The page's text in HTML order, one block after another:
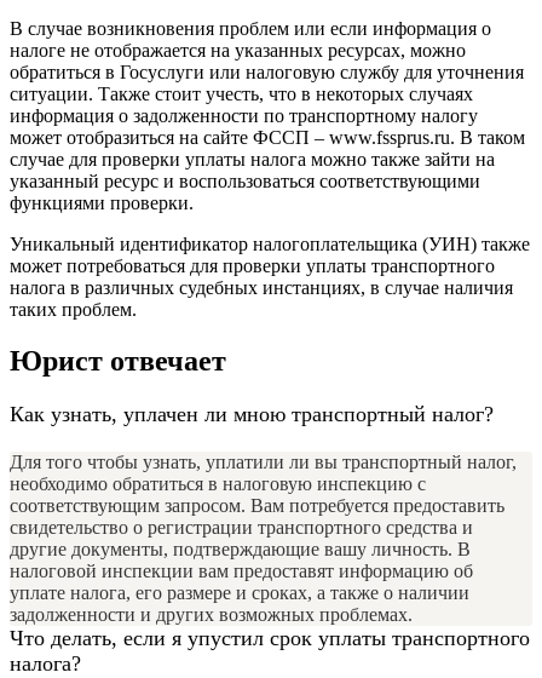
В случае возникновения проблем или если информация о
налоге не отображается на указанных ресурсах, можно
обратиться в Госуслуги или налоговую службу для уточнения
ситуации. Также стоит учесть, что в некоторых случаях
информация о задолженности по транспортному налогу
может отобразиться на сайте ФССП – www.fssprus.ru. В таком
случае для проверки уплаты налога можно также зайти на
указанный ресурс и воспользоваться соответствующими
функциями проверки.
Уникальный идентификатор налогоплательщика (УИН) также
может потребоваться для проверки уплаты транспортного
налога в различных судебных инстанциях, в случае наличия
таких проблем.
Юрист отвечает
Как узнать, уплачен ли мною транспортный налог?
Для того чтобы узнать, уплатили ли вы транспортный налог,
необходимо обратиться в налоговую инспекцию с
соответствующим запросом. Вам потребуется предоставить
свидетельство о регистрации транспортного средства и
другие документы, подтверждающие вашу личность. В
налоговой инспекции вам предоставят информацию об
уплате налога, его размере и сроках, а также о наличии
задолженности и других возможных проблемах.
Что делать, если я упустил срок уплаты транспортного
налога?